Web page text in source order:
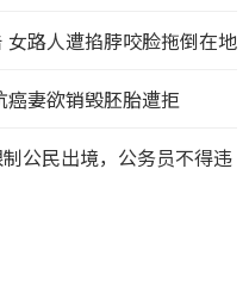
路人遭掐脖咬脸拖倒在地
癌妻欲销毁胚胎遭拒
公民出境，公务员不得违